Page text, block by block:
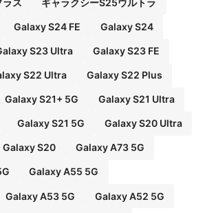
Galaxy S24 FE Galaxy S24
S23 Ultra Galaxy S23 FE
S22 Ultra Galaxy S22 Plus
Galaxy S21+ 5G Galaxy S21 Ultra
Galaxy S21 5G Galaxy S20 Ultra
Galaxy S20 Galaxy A73 5G
Galaxy A55 5G
Galaxy A53 5G Galaxy A52 5G